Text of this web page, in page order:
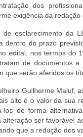
dos
exigência da redação
de esclarecimento da
dentro do prazo
edital, nos termos do
de documentos
que serão aferidos os
Guilherme Maluf,
alto é o valor da sua
los de forma
ser favorável
que a redução dos